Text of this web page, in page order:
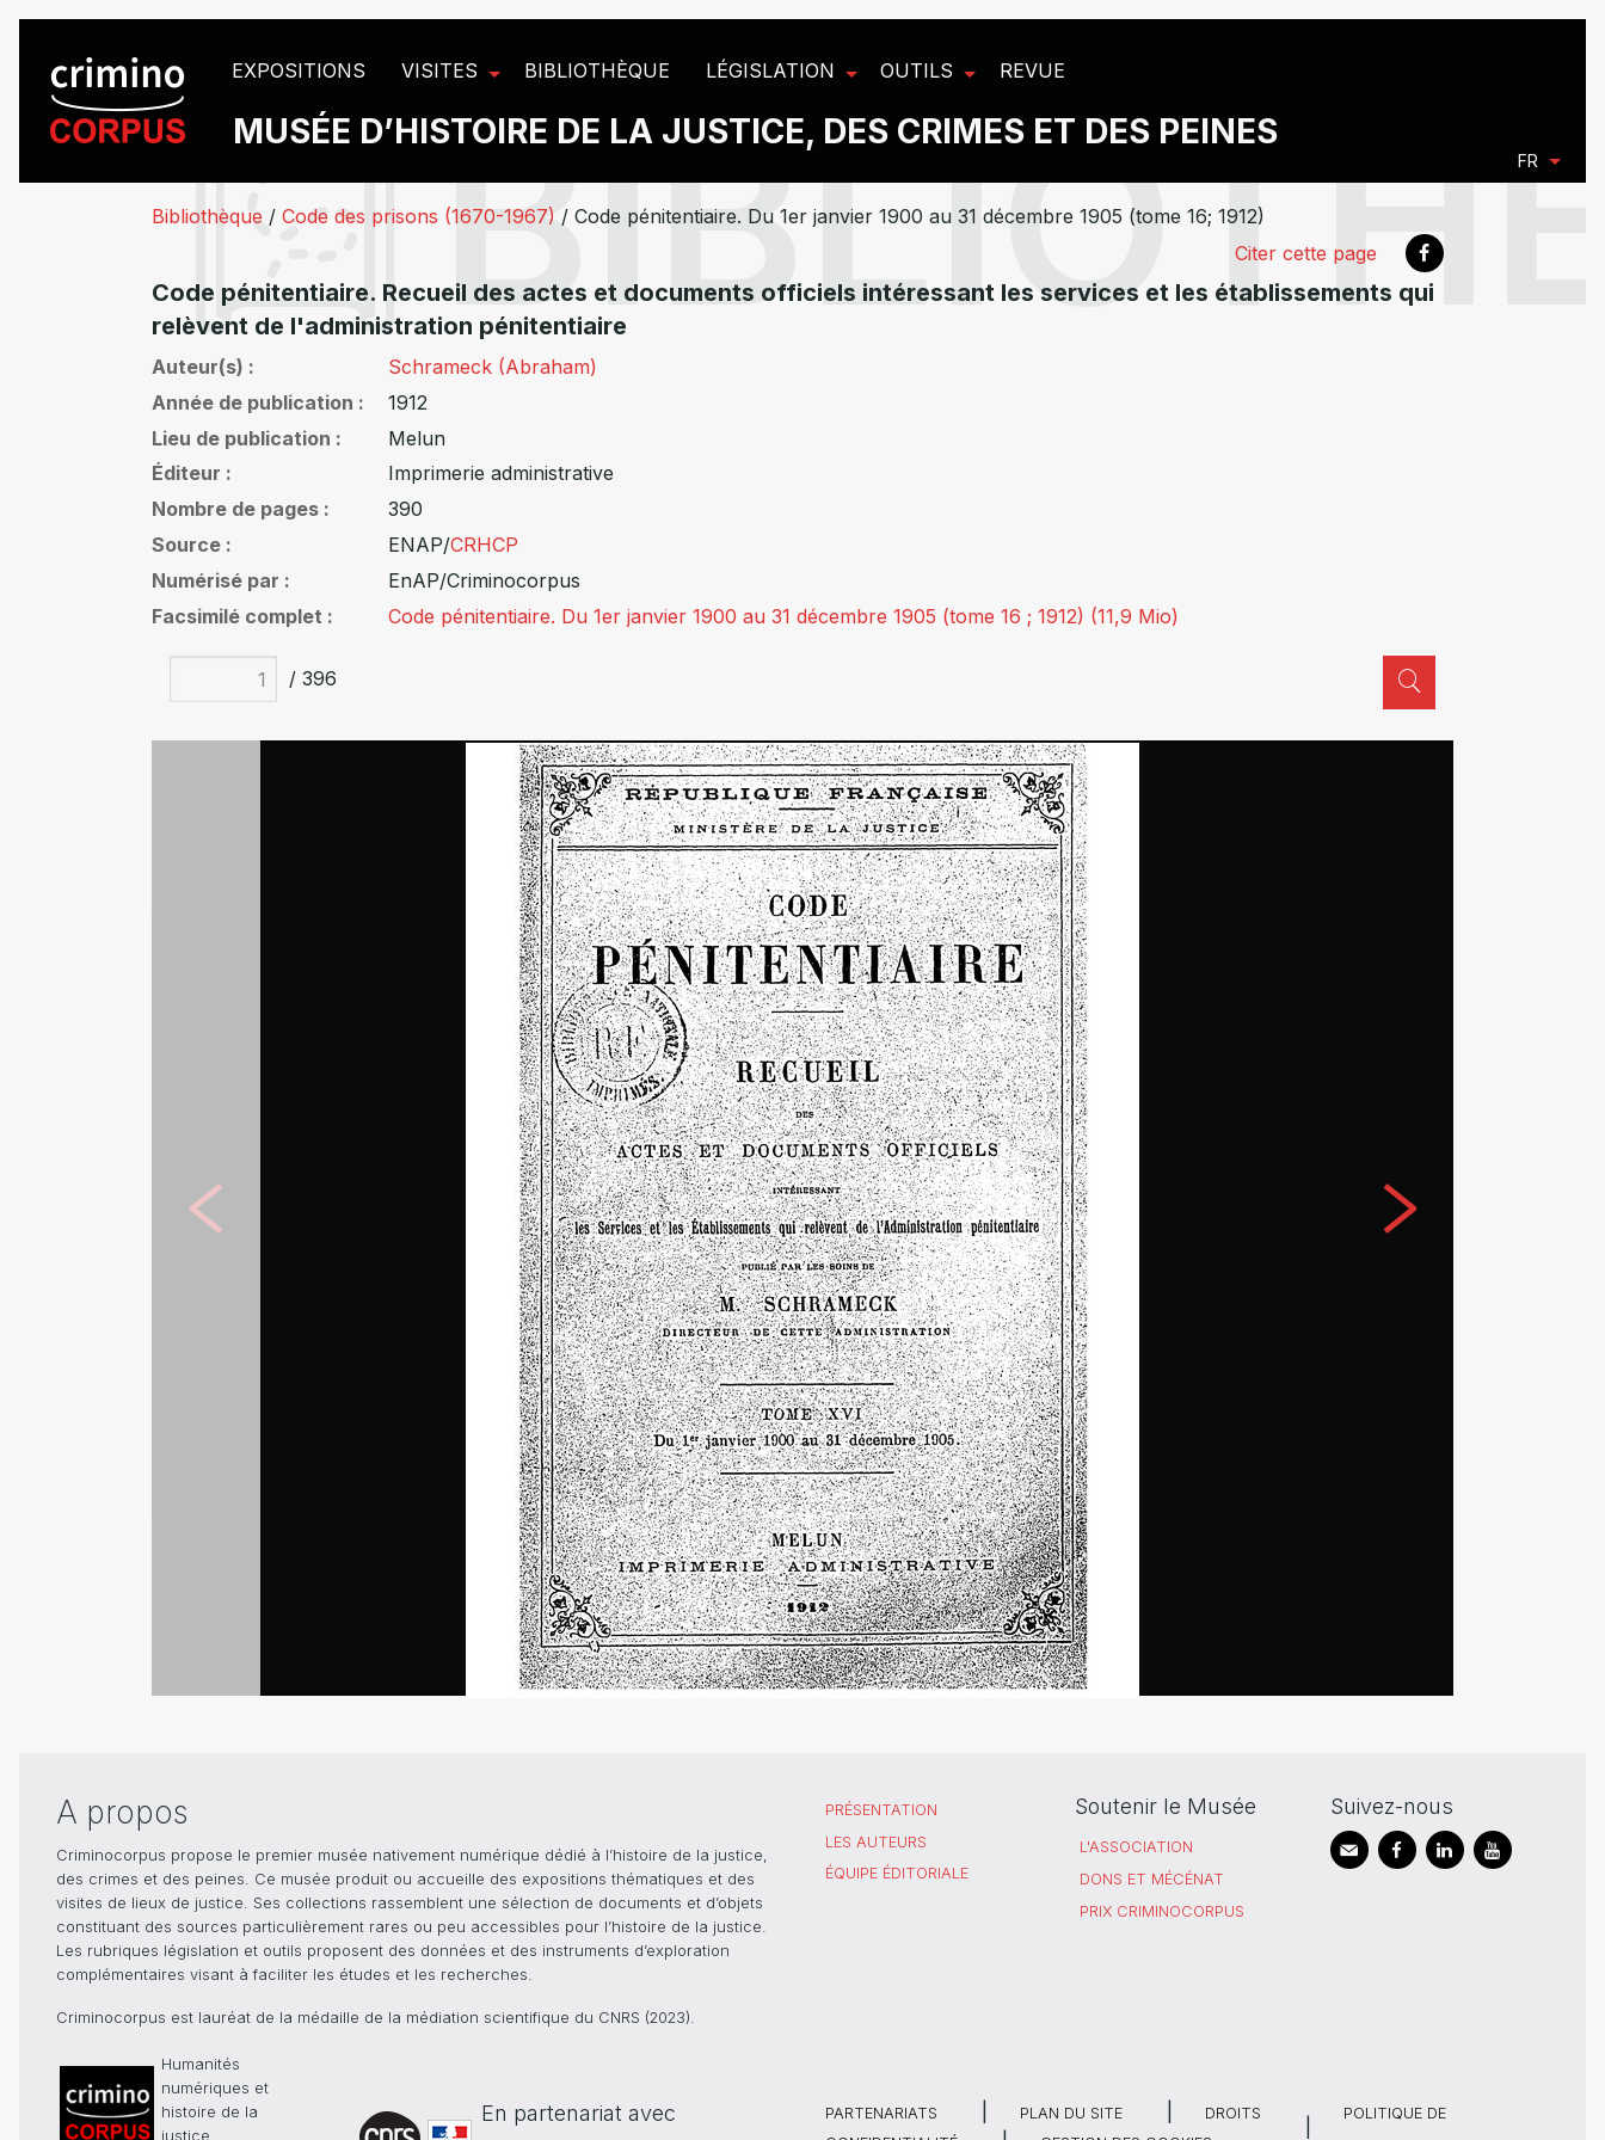
EXPOSITIONS VISITES BIBLIOTHÈQUE LÉGISLATION OUTILS REVUE
MUSÉE D’HISTOIRE DE LA JUSTICE, DES CRIMES ET DES PEINES
FR
Bibliothèque / Code des prisons (1670-1967) / Code pénitentiaire. Du 1er janvier 1900 au 31 décembre 1905 (tome 16; 1912)
Citer cette page
Code pénitentiaire. Recueil des actes et documents officiels intéressant les services et les établissements qui
relèvent de l'administration pénitentiaire
Auteur(s)
Schrameck (Abraham)
Année de publication
1912
Lieu de publication
Melun
Éditeur
Imprimerie administrative
Nombre de pages
390
Source
ENAP/CRHCP
Numérisé par
EnAP/Criminocorpus
Facsimilé complet
Code pénitentiaire. Du 1er janvier 1900 au 31 décembre 1905 (tome 16 ; 1912) (11,9 Mio)
/ 396
A propos
Criminocorpus propose le premier musée nativement numérique dédié à l’histoire de la justice,
des crimes et des peines. Ce musée produit ou accueille des expositions thématiques et des
visites de lieux de justice. Ses collections rassemblent une sélection de documents et d’objets
constituant des sources particulièrement rares ou peu accessibles pour l’histoire de la justice.
Les rubriques législation et outils proposent des données et des instruments d’exploration
complémentaires visant à faciliter les études et les recherches.
Criminocorpus est lauréat de la médaille de la médiation scientifique du CNRS (2023).
PRÉSENTATION
LES AUTEURS
ÉQUIPE ÉDITORIALE
Soutenir le Musée
L'ASSOCIATION
DONS ET MÉCÉNAT
PRIX CRIMINOCORPUS
Suivez-nous
Humanités
numériques et
histoire de la
justice
En partenariat avec PARTENARIATS PLAN DU SITE DROITS
POLITIQUE DE
Panneau de gestion des cookies